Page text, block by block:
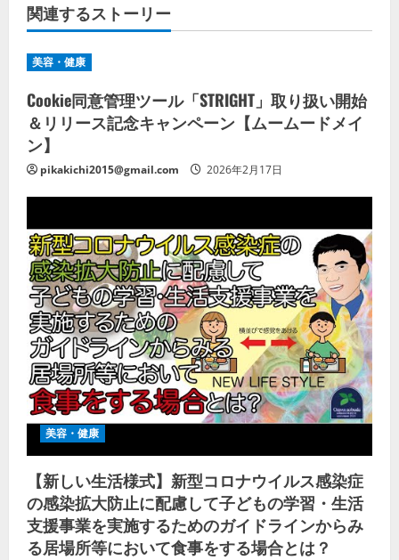
関連するストーリー
美容・健康
Cookie同意管理ツール「STRIGHT」取り扱い開始
＆リリース記念キャンペーン【ムームードメイ
ン】
pikakichi2015@gmail.com 2026年2月17日
美容・健康
【新しい生活様式】新型コロナウイルス感染症
の感染拡大防止に配慮して子どもの学習・生活
支援事業を実施するためのガイドラインからみ
る居場所等において食事をする場合とは？